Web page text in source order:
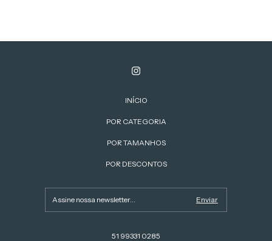
INÍCIO
POR CATEGORIA
POR TAMANHOS
POR DESCONTOS
51 99331 0285